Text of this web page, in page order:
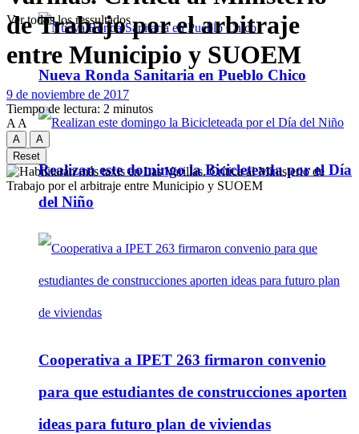
Nueva Ronda Sanitaria en Pueblo Chico
Realizan este domingo la Bicicleteada por el Día
del Niño
Cooperativa a IPET 263 firmaron convenio
para que estudiantes de construcciones aporten
ideas para futuro plan de viviendas
Ver todos los ressultados
de Trabajo por el arbitraje
entre Municipio y SUOEM
9 de noviembre de 2017
Tiempo de lectura: 2 minutos
A A
A
A
Reset